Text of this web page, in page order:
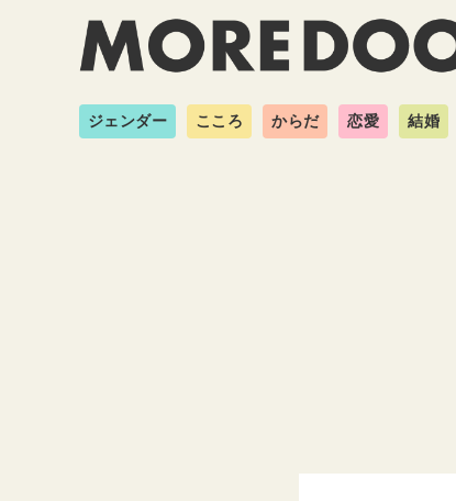
ジェンダー こころ からだ 恋愛 結婚